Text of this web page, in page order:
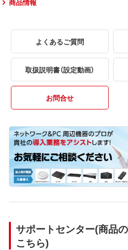
商品情報
よくあるご質問
取扱説明書（設定動画）
お問合せ
サポートセンター(商品
こちら)